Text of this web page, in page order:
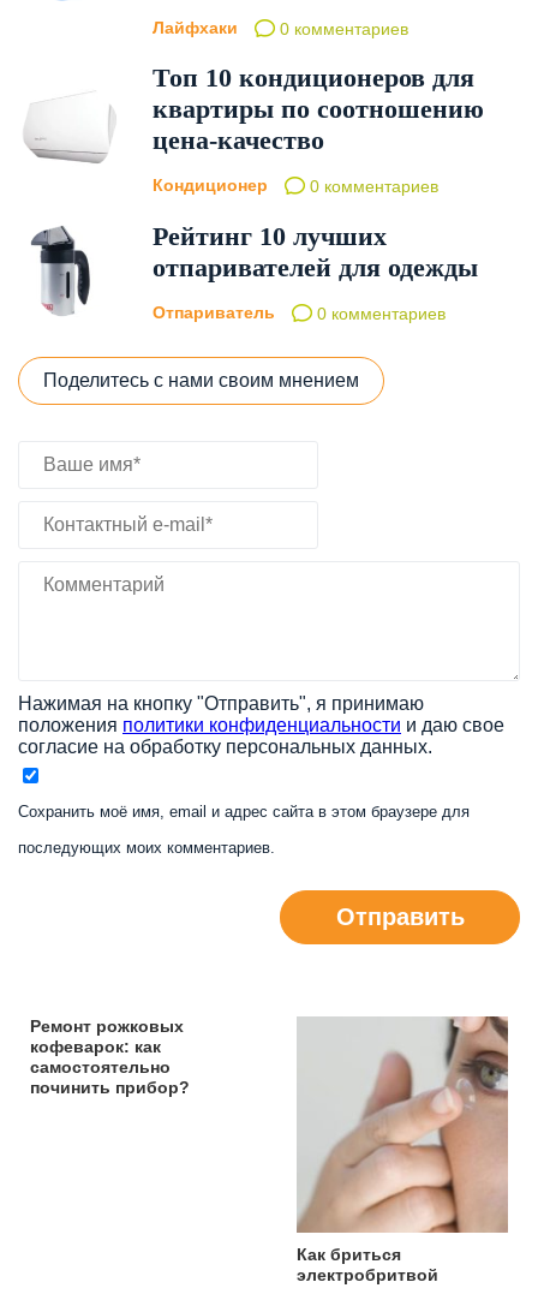
Лайфхаки 0 комментариев
Топ 10 кондиционеров для
квартиры по соотношению
цена-качество
Кондиционер 0 комментариев
Рейтинг 10 лучших
отпаривателей для одежды
Отпариватель 0 комментариев
Поделитесь с нами своим мнением
Нажимая на кнопку "Отправить", я принимаю
положения политики конфиденциальности и даю свое
согласие на обработку персональных данных.
Сохранить моё имя, email и адрес сайта в этом браузере для
последующих моих комментариев.
Отправить
Ремонт рожковых
кофеварок: как
самостоятельно
починить прибор?
Как бриться
электробритвой